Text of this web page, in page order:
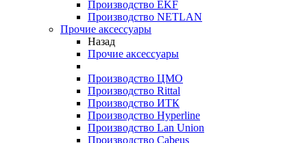
Производство EKF
Производство NETLAN
Прочие аксеcсуары
Назад
Прочие аксеcсуары
Производство ЦМО
Производство Rittal
Производство ИТК
Производство Hyperline
Производство Lan Union
Производство Cabeus